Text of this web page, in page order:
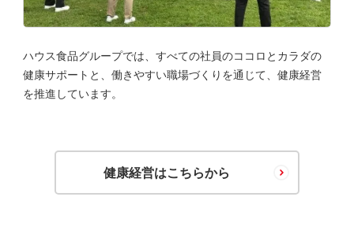
ハウス食品グループでは、すべての社員のココロとカラダの
健康サポートと、働きやすい職場づくりを通じて、健康経営
を推進しています。
健康経営はこちらから